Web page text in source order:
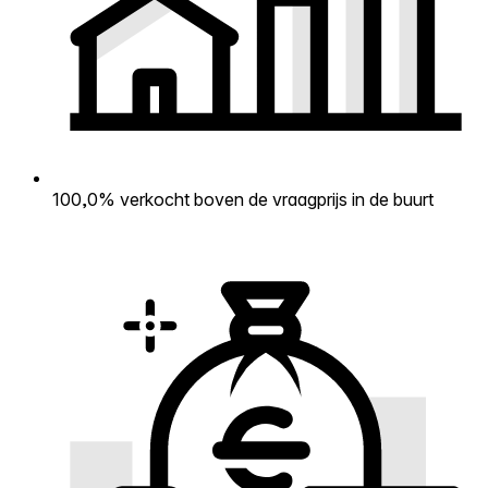
100,0% verkocht boven de vraagprijs in de buurt